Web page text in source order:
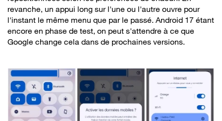
revanche, un appui long sur l'une ou l'autre ouvre pour
l'instant le même menu que par le passé. Android 17 étant
encore en phase de test, on peut s'attendre à ce que
Google change cela dans de prochaines versions.